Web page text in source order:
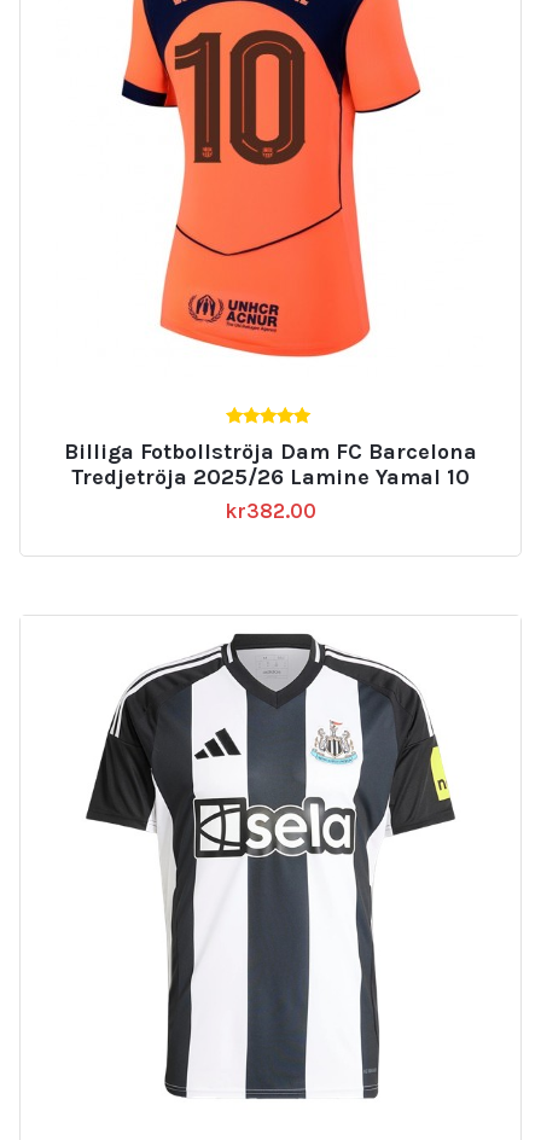
av 5
Billiga Fotbollströja Dam FC Barcelona
Tredjetröja 2025/26 Lamine Yamal 10
kr382.00